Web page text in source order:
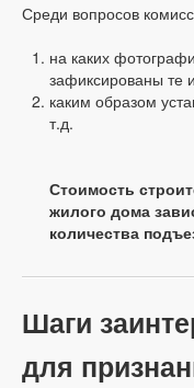
Среди вопросов
на каких
зафиксированы те
каким образом
т.д.
Стоимость
жилого дома
количества
Шаги
для